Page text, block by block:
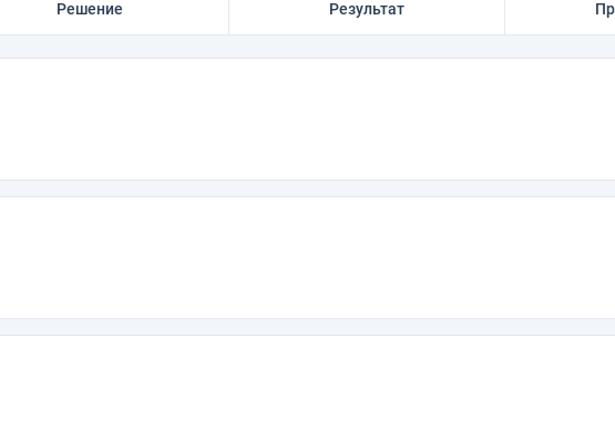
Решение Результат